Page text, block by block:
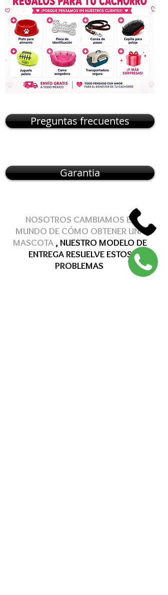
Preguntas frecuentes
Garantia
NOSOTROS CAMBIAMOS EL
MUNDO DE CÓMO OBTENERUNA
MASCOTA , NUESTRO MODELO DE
ENTREGARESUELVEESTOS
PROBLEMAS